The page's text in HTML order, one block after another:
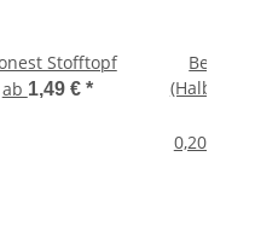
Stofftopf
ab 1,49 € *
0,20 €